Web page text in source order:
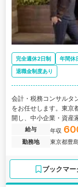
完全週休2日制 年間休
退職金制度あり
会計・税務コンサルタ
をお任せします。東京
開し、中小企業・資産
ングファームグループ
給与 年収
勤務地
東京都豊
ブックマー